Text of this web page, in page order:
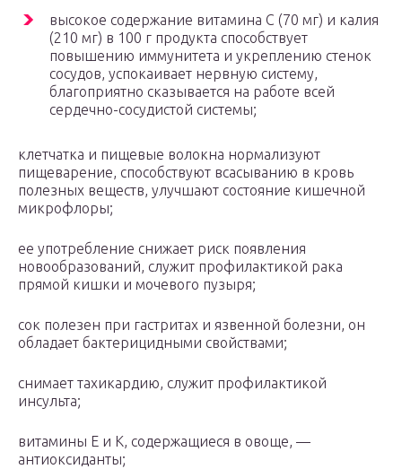
высокое содержание витамина С (70 мг) и калия
(210 мг) в 100 г продукта способствует
повышению иммунитета и укреплению стенок
сосудов, успокаивает нервную систему,
благоприятно сказывается на работе всей
сердечно-сосудистой системы;
клетчатка и пищевые волокна нормализуют
пищеварение, способствуют всасыванию в кровь
полезных веществ, улучшают состояние кишечной
микрофлоры;
ее употребление снижает риск появления
новообразований, служит профилактикой рака
прямой кишки и мочевого пузыря;
сок полезен при гастритах и язвенной болезни, он
обладает бактерицидными свойствами;
снимает тахикардию, служит профилактикой
инсульта;
витамины Е и К, содержащиеся в овоще, —
антиоксиданты;